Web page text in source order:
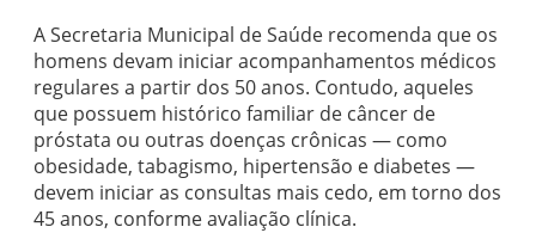
A Secretaria Municipal de Saúde recomenda que os
homens devam iniciar acompanhamentos médicos
regulares a partir dos 50 anos. Contudo, aqueles
que possuem histórico familiar de câncer de
próstata ou outras doenças crônicas — como
obesidade, tabagismo, hipertensão e diabetes —
devem iniciar as consultas mais cedo, em torno dos
45 anos, conforme avaliação clínica.